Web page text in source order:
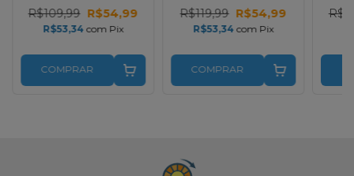
Bicolor Creme e
Marrom com Índice
R$109,99 R$54,99
R$53,34com Pix
COMPRAR
Bicolor Lilas e Pink
com Índice
R$119,99 R$54,99
R$53,34com Pix
COMPRAR